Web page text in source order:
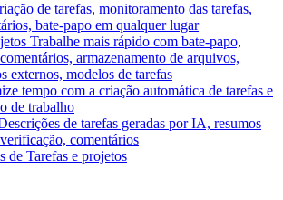
de tarefas, monitoramento das tarefas,
bate-papo em qualquer lugar
Trabalhe mais rápido com bate-papo,
armazenamento de arquivos,
externos, modelos de tarefas
tempo com a criação automática de tarefas e
de trabalho
de tarefas geradas por IA, resumos
comentários
de Tarefas e projetos